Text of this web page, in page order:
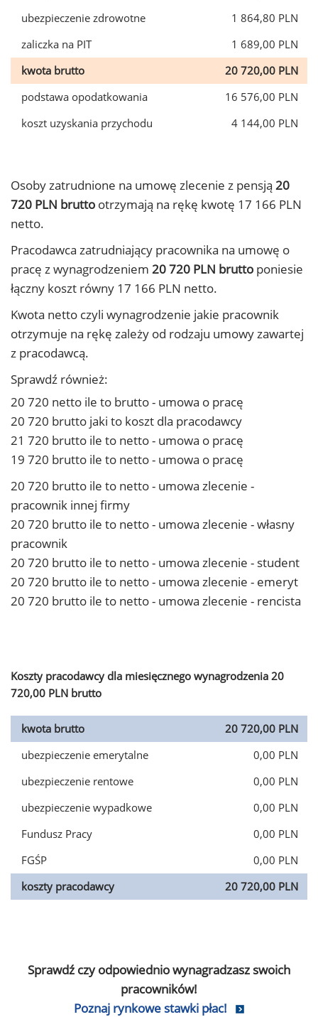
ubezpieczenie zdrowotne
1 864,80 PLN
zaliczka na PIT
1 689,00 PLN
kwota brutto
20 720,00 PLN
podstawa opodatkowania
16 576,00 PLN
koszt uzyskania przychodu
4 144,00 PLN
Osoby zatrudnione na umowę zlecenie z pensją 20
720 PLN brutto otrzymają na rękę kwotę 17 166 PLN
netto.
Pracodawca zatrudniający pracownika na umowę o
pracę z wynagrodzeniem 20 720 PLN brutto poniesie
łączny koszt równy 17 166 PLN netto.
Kwota netto czyli wynagrodzenie jakie pracownik
otrzymuje na rękę zależy od rodzaju umowy zawartej
z pracodawcą.
Sprawdź również:
20 720 netto ile to brutto - umowa o pracę
20 720 brutto jaki to koszt dla pracodawcy
21 720 brutto ile to netto - umowa o pracę
19 720 brutto ile to netto - umowa o pracę
20 720 brutto ile to netto - umowa zlecenie -
pracownik innej firmy
20 720 brutto ile to netto - umowa zlecenie - własny
pracownik
20 720 brutto ile to netto - umowa zlecenie - student
20 720 brutto ile to netto - umowa zlecenie - emeryt
20 720 brutto ile to netto - umowa zlecenie - rencista
Koszty pracodawcy dla miesięcznego wynagrodzenia 20
720,00 PLN brutto
kwota brutto
20 720,00 PLN
ubezpieczenie emerytalne
0,00 PLN
ubezpieczenie rentowe
0,00 PLN
ubezpieczenie wypadkowe
0,00 PLN
Fundusz Pracy
0,00 PLN
FGŚP
0,00 PLN
koszty pracodawcy
20 720,00 PLN
Sprawdź czy odpowiednio wynagradzasz swoich
pracowników!
Poznaj rynkowe stawki płac!